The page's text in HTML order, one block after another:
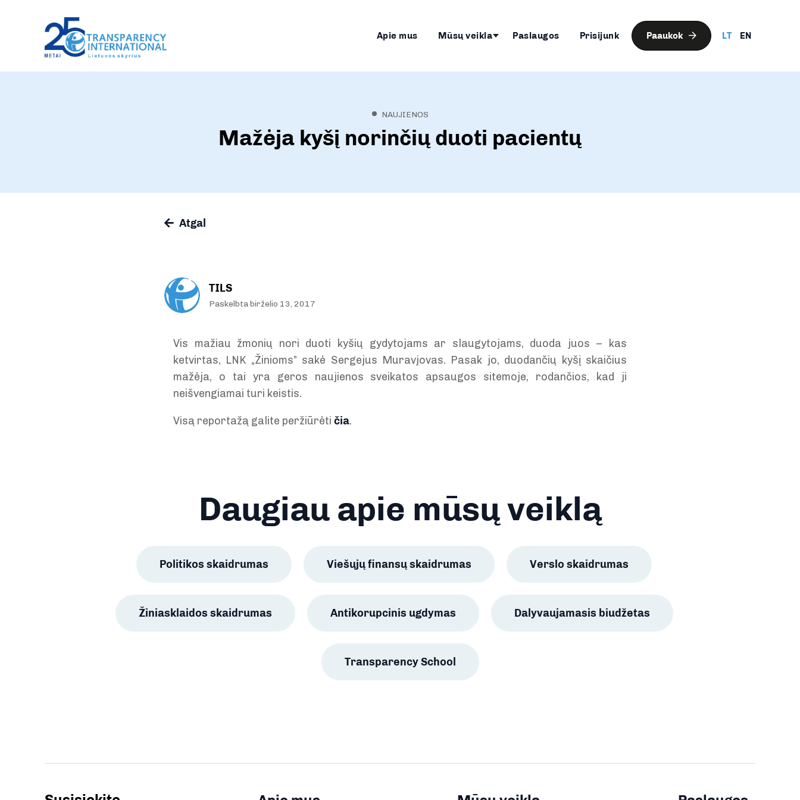
Apie mus Mūsų veikla Paslaugos Prisijunk Paaukok LT EN
NAUJIENOS
Mažėja kyšį norinčių duoti pacientų
Atgal
TILS
Paskelbta birželio 13, 2017
Vis mažiau žmonių nori duoti kyšių gydytojams ar slaugytojams, duoda juos – kas
ketvirtas, LNK „Žinioms” sakė Sergejus Muravjovas. Pasak jo, duodančių kyšį skaičius
mažėja, o tai yra geros naujienos sveikatos apsaugos sitemoje, rodančios, kad ji
neišvengiamai turi keistis.
Visą reportažą galite peržiūrėti čia.
Daugiau apie mūsų veiklą
Politikos skaidrumas Viešųjų finansų skaidrumas Verslo skaidrumas
Žiniasklaidos skaidrumas Antikorupcinis ugdymas Dalyvaujamasis biudžetas
Transparency School